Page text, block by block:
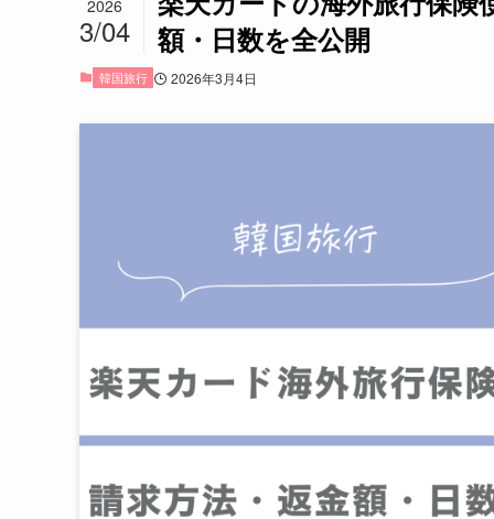
額・日数を全公開
2026
3/04
韓国旅行 2026年3月4日